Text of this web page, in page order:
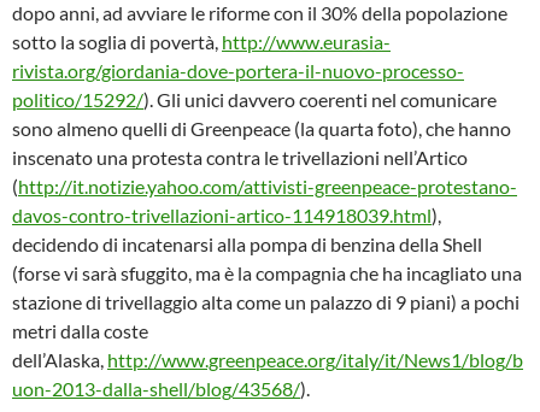
dopo anni, ad avviare le riforme con il 30% della popolazione
sotto la soglia di povertà, http://www.eurasia-
rivista.org/giordania-dove-portera-il-nuovo-processo-
politico/15292/). Gli unici davvero coerenti nel comunicare
sono almeno quelli di Greenpeace (la quarta foto), che hanno
inscenato una protesta contra le trivellazioni nell’Artico
(http://it.notizie.yahoo.com/attivisti-greenpeace-protestano-
davos-contro-trivellazioni-artico-114918039.html),
decidendo di incatenarsi alla pompa di benzina della Shell
(forse vi sarà sfuggito, ma è la compagnia che ha incagliato una
stazione di trivellaggio alta come un palazzo di 9 piani) a pochi
metri dalla coste
dell’Alaska, http://www.greenpeace.org/italy/it/News1/blog/b
uon-2013-dalla-shell/blog/43568/).